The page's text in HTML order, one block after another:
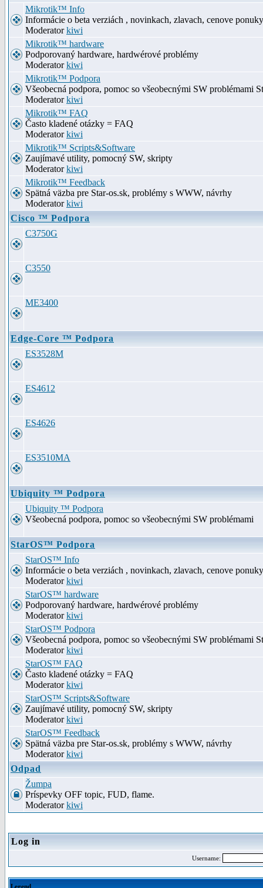
Mikrotik™ Info
Informácie o beta verziách , novinkach, zlavach, cenove ponuky
Moderatorkiwi
Mikrotik™ hardware
Podporovaný hardware, hardwérové problémy
Moderatorkiwi
Mikrotik™ Podpora
Všeobecná podpora, pomoc so všeobecnými SW problémami
Moderatorkiwi
Mikrotik™ FAQ
Často kladené otázky = FAQ
Moderatorkiwi
Mikrotik™ Scripts&Software
Zaujímavé utility, pomocný SW, skripty
Moderatorkiwi
Mikrotik™ Feedback
Spätná väzba pre Star-os.sk, problémy s WWW, návrhy
Moderatorkiwi
Cisco ™ Podpora
C3750G
C3550
ME3400
Edge-Core ™ Podpora
ES3528M
ES4612
ES4626
ES3510MA
Ubiquity ™ Podpora
Ubiquity ™ Podpora
Všeobecná podpora, pomoc so všeobecnými SW problémami
StarOS™ Podpora
StarOS™ Info
Informácie o beta verziách , novinkach, zlavach, cenove ponuky
Moderatorkiwi
StarOS™ hardware
Podporovaný hardware, hardwérové problémy
Moderatorkiwi
StarOS™ Podpora
Všeobecná podpora, pomoc so všeobecnými SW problémami
Moderatorkiwi
StarOS™ FAQ
Často kladené otázky = FAQ
Moderatorkiwi
StarOS™ Scripts&Software
Zaujímavé utility, pomocný SW, skripty
Moderatorkiwi
StarOS™ Feedback
Spätná väzba pre Star-os.sk, problémy s WWW, návrhy
Moderatorkiwi
Odpad
Žumpa
Príspevky OFF topic, FUD, flame.
Moderatorkiwi
Log in
Username:
Legend